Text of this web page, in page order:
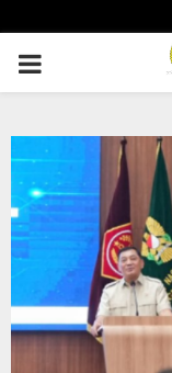
PRIMARY